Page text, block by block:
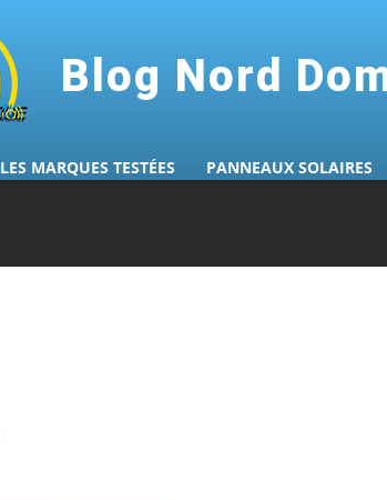
Blog Nord
LES MARQUES TESTÉES PANNEAUX SOLAIRES